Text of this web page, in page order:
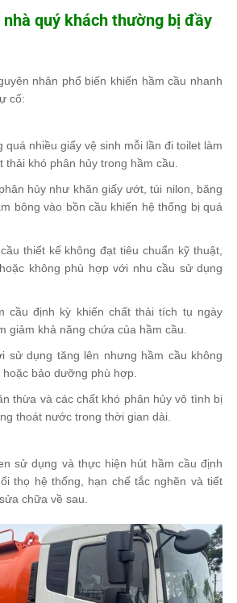
quý khách thường bị đầy
nhân phổ biến khiến hầm cầu nhanh
cố:
quá nhiều giấy vệ sinh mỗi lần đi toilet làm
thải khó phân hủy trong hầm cầu.
hủy như khăn giấy ướt, túi nilon, băng
bông vào bồn cầu khiến hệ thống bị quá
thiết kế không đạt tiêu chuẩn kỹ thuật,
không phù hợp với nhu cầu sử dụng
cầu định kỳ khiến chất thải tích tụ ngày
giảm khả năng chứa của hầm cầu.
sử dụng tăng lên nhưng hầm cầu không
bảo dưỡng phù hợp.
thừa và các chất khó phân hủy vô tình bị
thoát nước trong thời gian dài.
sử dụng và thực hiện hút hầm cầu định
thọ hệ thống, hạn chế tắc nghẽn và tiết
chữa về sau.